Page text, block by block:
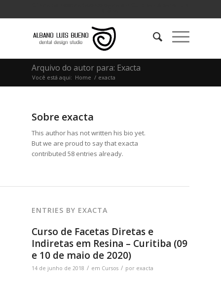
Arquivo do autor para: Exacta
Você está aqui: Home / exacta
Sobre exacta
This author has not written his bio yet.
But we are proud to say that exacta
contributed 58 entries already.
ENTRIES BY EXACTA
Curso de Facetas Diretas e
Indiretas em Resina – Curitiba (09
e 10 de maio de 2020)
14 de junho de 2018 / em Cursos / por exacta